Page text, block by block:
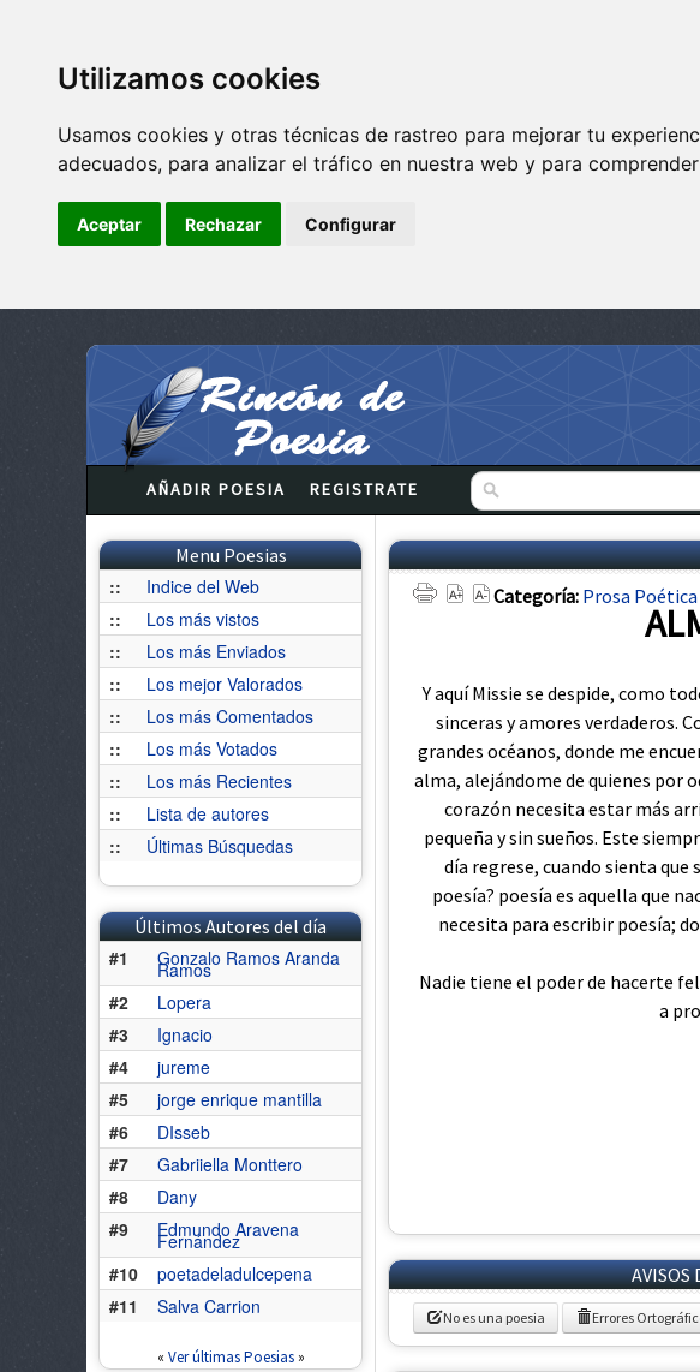
Utilizamos cookies
Usamos cookies y otras técnicas de rastreo para mejorar tu
adecuados, para analizar el tráfico en nuestra web y para
Aceptar Rechazar Configurar
AÑADIR POESIA REGISTRATE
Menu Poesias
::
Indice del Web
::
Los más vistos
::
Los más Enviados
::
Los mejor Valorados
::
Los más Comentados
::
Los más Votados
::
Los más Recientes
::
Lista de autores
::
Últimas Búsquedas
Últimos Autores del día
#1
Gonzalo Ramos Aranda
Ramos
#2
Lopera
#3
Ignacio
#4
jureme
#5
jorge enrique mantilla
#6
DIsseb
#7
Gabriiella Monttero
#8
Dany
#9
Edmundo Aravena
Fernández
#10
poetadeladulcepena
#11
Salva Carrion
« Ver últimas Poesias»
Categoría: Prosa Poética
Y aquí Missie se despide, como
sinceras y amores verdaderos.
grandes océanos, donde me
alma, alejándome de quienes por
corazón necesita estar más
pequeña y sin sueños. Este
día regrese, cuando sienta que
poesía? poesía es aquella que
necesita para escribir poesía;
Nadie tiene el poder de hacerte
a
AVISOS
No es una poesia Errores